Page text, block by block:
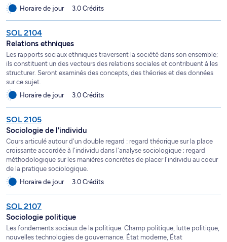
Horaire de jour
3.0 Crédits
SOL 2104
Relations ethniques
Les rapports sociaux ethniques traversent la société dans son ensemble;
ils constituent un des vecteurs des relations sociales et contribuent à les
structurer. Seront examinés des concepts, des théories et des données
sur ce sujet.
Horaire de jour
3.0 Crédits
SOL 2105
Sociologie de l'individu
Cours articulé autour d'un double regard : regard théorique sur la place
croissante accordée à l'individu dans l'analyse sociologique ; regard
méthodologique sur les manières concrètes de placer l'individu au coeur
de la pratique sociologique.
Horaire de jour
3.0 Crédits
SOL 2107
Sociologie politique
Les fondements sociaux de la politique. Champ politique, lutte politique,
nouvelles technologies de gouvernance. État moderne, État